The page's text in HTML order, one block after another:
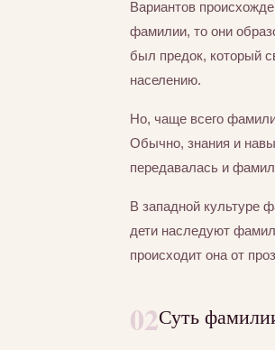
Вариантов
фамилии, то они
был предок, который
населению.
Но, чаще всего
Обычно, знания и
передавалась и
В западной культуре
дети наследуют
происходит она от
02Суть